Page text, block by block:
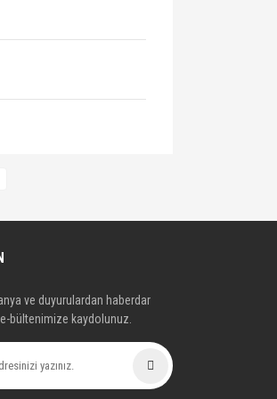
ve duyurulardan haberdar
bültenimize kaydolunuz.